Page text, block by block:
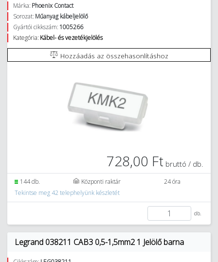
Márka: Phoenix Contact
Sorozat: Műanyag kábeljelölő
Gyártói cikkszám: 1005266
Kategória: Kábel- és vezetékjelölés
Hozzáadás az összehasonlításhoz
728,00 Ft bruttó / db.
144 db. Központi raktár
24 óra
Tekintse meg 42 telephelyünk készletét
db.
Legrand 038211 CAB3 0,5-1,5mm2 1 Jelölő barna